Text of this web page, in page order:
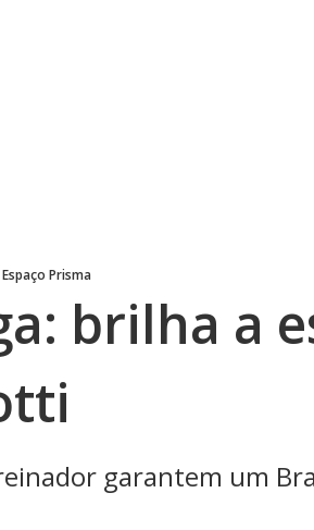
Espaço Prisma
brilha a
garantem um